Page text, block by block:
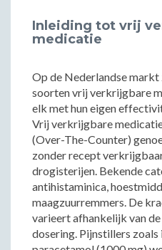
Inleiding tot vrij
medicatie
Op de Nederlandse
soorten vrij verkrijgbare
elk met hun eigen
Vrij verkrijgbare
(Over-The-Counter)
zonder recept
drogisterijen. Bekende
antihistaminica,
maagzuurremmers. De
varieert afhankelijk van
dosering. Pijnstillers